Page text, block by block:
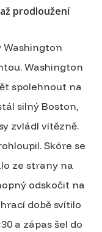
prodloužení
Washington
Washington
spolehnout na
silný Boston,
zvládl vítězně.
Skóre se
ze strany na
odskočit na
době svítilo
a zápas šel do